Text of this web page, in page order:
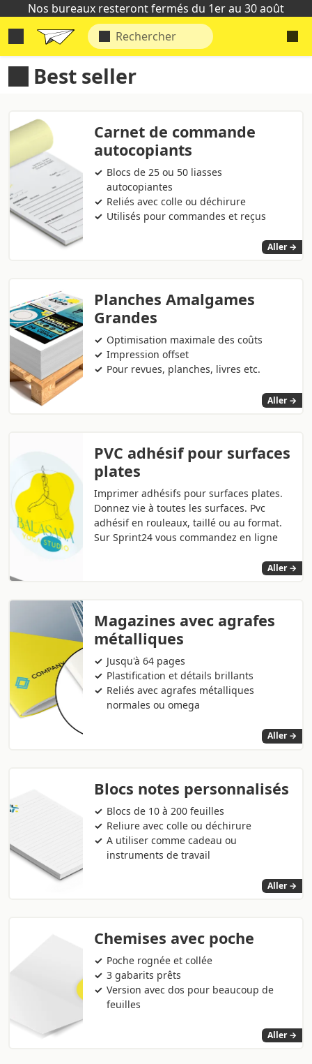
Nos bureaux resteront fermés du 1er au 30 août
Best seller
Carnet de commande
autocopiants
Blocs de 25 ou 50 liasses
autocopiantes
Reliés avec colle ou déchirure
Utilisés pour commandes et reçus
Aller →
Planches Amalgames
Grandes
Optimisation maximale des coûts
Impression offset
Pour revues, planches, livres etc.
Aller →
PVC adhésif pour surfaces
plates
Imprimer adhésifs pour surfaces plates.
Donnez vie à toutes les surfaces. Pvc
adhésif en rouleaux, taillé ou au format.
Sur Sprint24 vous commandez en ligne
Aller →
Magazines avec agrafes
métalliques
Jusqu'à 64 pages
Plastification et détails brillants
Reliés avec agrafes métalliques
normales ou omega
Aller →
Blocs notes personnalisés
Blocs de 10 à 200 feuilles
Reliure avec colle ou déchirure
A utiliser comme cadeau ou
instruments de travail
Aller →
Chemises avec poche
Poche rognée et collée
3 gabarits prêts
Version avec dos pour beaucoup de
feuilles
Aller →